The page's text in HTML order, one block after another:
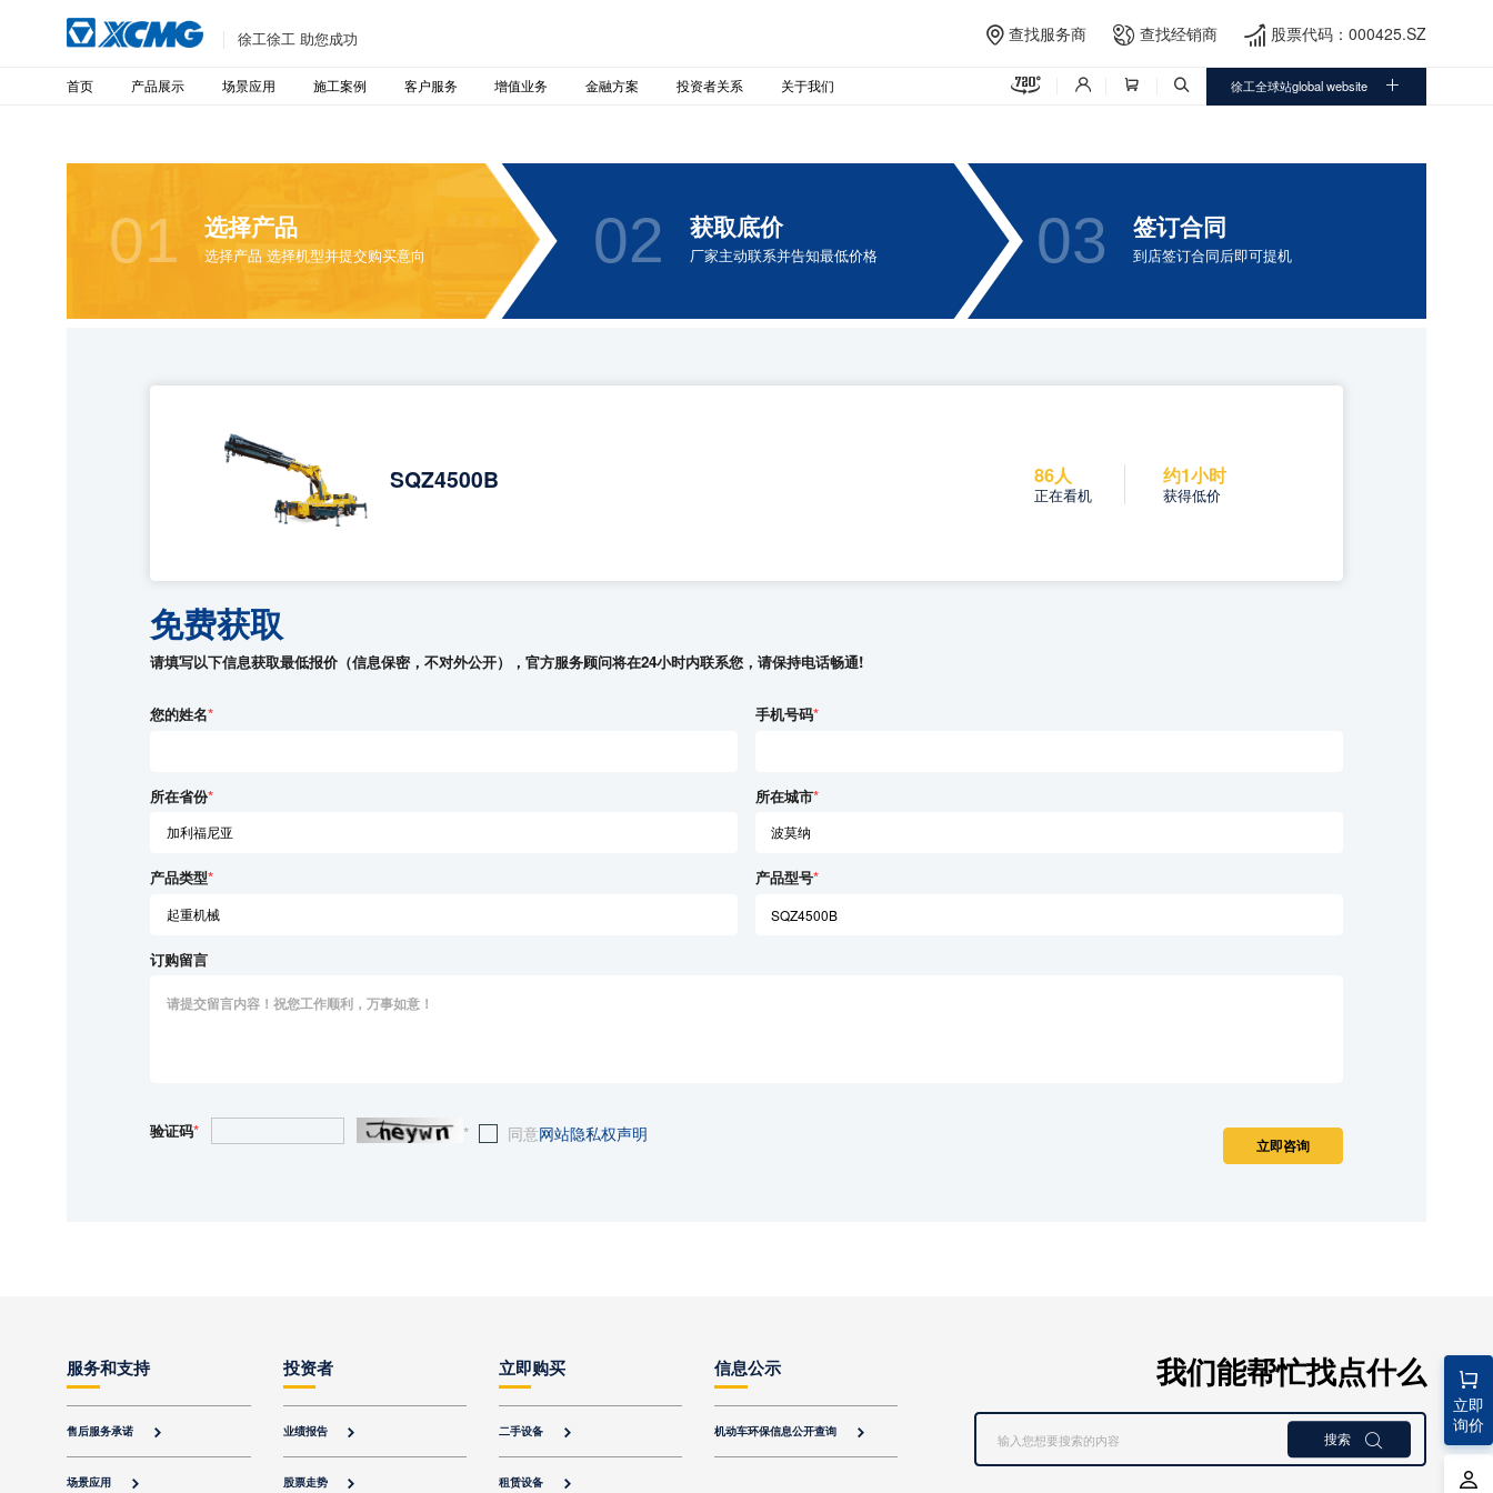
徐工徐工 助您成功  查找服务商  查找经销商  股票代码：000425.SZ
首页 产品展示 场景应用 施工案例 客户服务 增值业务 金融方案 投资者关系 关于我们     徐工全球站global website 
01 选择产品
选择产品 选择机型并提交购买意向 02 获取底价
厂家主动联系并告知最低价格 03 签订合同
到店签订合同后即可提机
SQZ4500B 86人
正在看机
约1小时
获得低价
免费获取
请填写以下信息获取最低报价（信息保密，不对外公开），官方服务顾问将在24小时内联系您，请保持电话畅通!
您的姓名* 手机号码*
所在省份* 所在城市*
产品类型* 产品型号*
订购留言
验证码* * 同意网站隐私权声明
立即
询价
服务和支持
售后服务承诺 
场景应用 
投资者
业绩报告 
股票走势 
立即购买
二手设备 
租赁设备 
信息公示
机动车环保信息公开查询 
我们能帮忙找点什么
搜索 